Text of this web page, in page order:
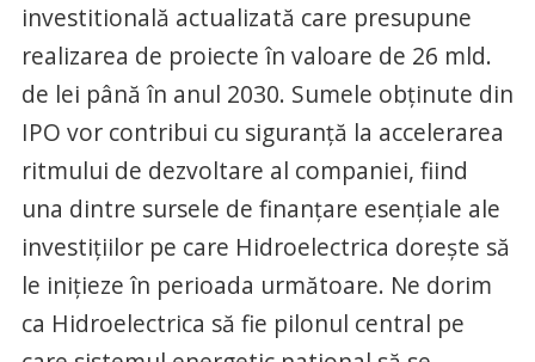
investitională actualizată care presupune
realizarea de proiecte în valoare de 26 mld.
de lei până în anul 2030. Sumele obţinute din
IPO vor contribui cu siguranţă la accelerarea
ritmului de dezvoltare al companiei, fiind
una dintre sursele de finanţare esenţiale ale
investiţiilor pe care Hidroelectrica doreşte să
le iniţieze în perioada următoare. Ne dorim
ca Hidroelectrica să fie pilonul central pe